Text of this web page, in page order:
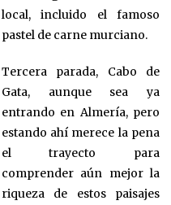
local, incluido el famoso
pastel de carne murciano.
Tercera parada, Cabo de
Gata, aunque sea ya
entrando en Almería, pero
estando ahí merece la pena
el trayecto para
comprender aún mejor la
riqueza de estos paisajes